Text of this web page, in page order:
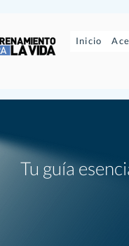
Inicio
Tu guía